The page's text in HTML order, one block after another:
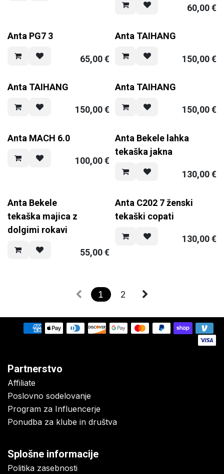
60,00€
Anta PG7 3
65,00€
Anta TAIHANG
150,00€
Anta TAIHANG
150,00€
Anta TAIHANG
150,00€
Anta MACH 6.0
100,00€
Anta Bekele lahka
tekaška jakna
130,00€
Anta Bekele
tekaška majica z
dolgimi rokavi
55,00€
Anta C202 7 ženski
tekaški copati
130,00€
1 2
Partnerstvo
Affiliate
Poslovno sodelovanje
Program za Influencerje
Ponudba za klube in društva
Splošne informacije
Politika zasebnosti